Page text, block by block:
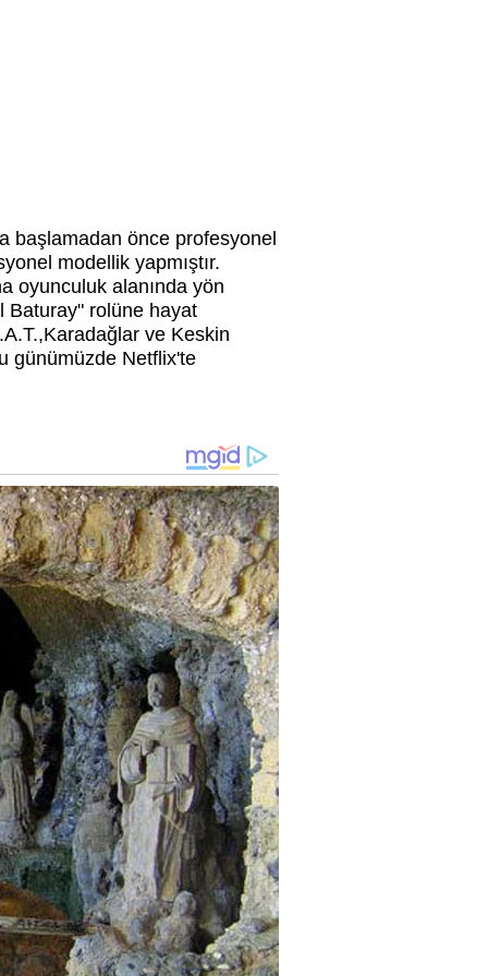
başlamadan önce profesyonel
modellik yapmıştır.
oyunculuk alanında yön
Baturay" rolüne hayat
ve Keskin
günümüzde Netflix'te